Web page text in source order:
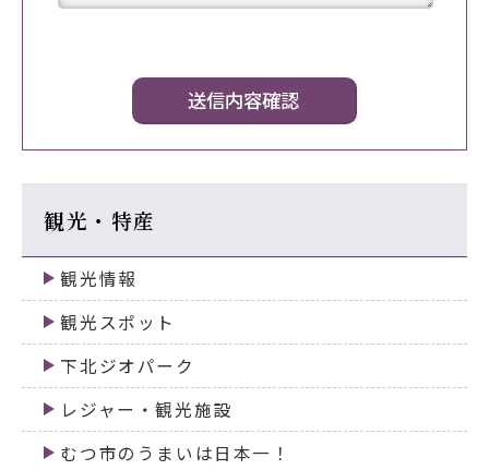
観光・特産
観光情報
観光スポット
下北ジオパーク
レジャー・観光施設
むつ市のうまいは日本一！